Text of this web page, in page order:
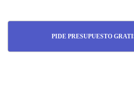
PIDE PRESUPUESTO